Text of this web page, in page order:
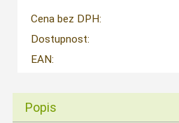
Cena bez DPH:
Dostupnost:
EAN:
Popis